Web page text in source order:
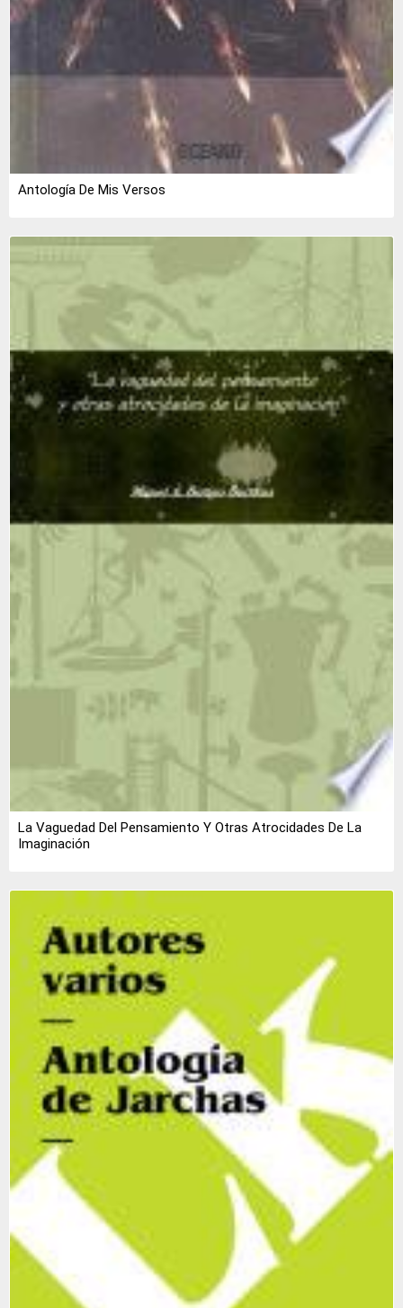
Antología De Mis Versos
La Vaguedad Del Pensamiento Y Otras Atrocidades De La
Imaginación